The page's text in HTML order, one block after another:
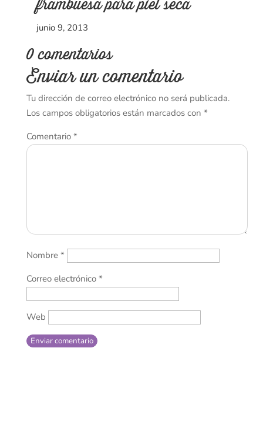
junio 9, 2013
0 comentarios
Enviar un comentario
Tu dirección de correo electrónico no será publicada.
Los campos obligatorios están marcados con *
Comentario *
Nombre *
Correo electrónico *
Web
Enviar comentario